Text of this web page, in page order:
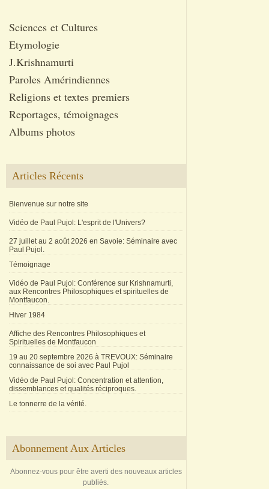
Sciences et Cultures
Etymologie
J.Krishnamurti
Paroles Amérindiennes
Religions et textes premiers
Reportages, témoignages
Albums photos
Articles Récents
Bienvenue sur notre site
Vidéo de Paul Pujol: L'esprit de l'Univers?
27 juillet au 2 août 2026 en Savoie: Séminaire avec
Paul Pujol.
Témoignage
Vidéo de Paul Pujol: Conférence sur Krishnamurti,
aux Rencontres Philosophiques et spirituelles de
Montfaucon.
Hiver 1984
Affiche des Rencontres Philosophiques et
Spirituelles de Montfaucon
19 au 20 septembre 2026 à TREVOUX: Séminaire
connaissance de soi avec Paul Pujol
Vidéo de Paul Pujol: Concentration et attention,
dissemblances et qualités réciproques.
Le tonnerre de la vérité.
Abonnement Aux Articles
Abonnez-vous pour être averti des nouveaux articles
publiés.